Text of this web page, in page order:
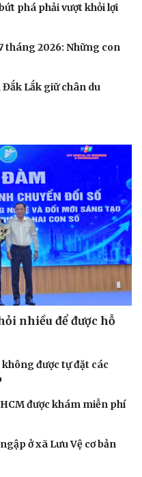
tô - Xe máy
Tư vấn
phá phải vượt khỏi lợi
tháng 2026: Những con
Lắk giữ chân du
nhiều để được hỗ
được tự đặt các
được khám miễn phí
ở xã Lưu Vệ cơ bản